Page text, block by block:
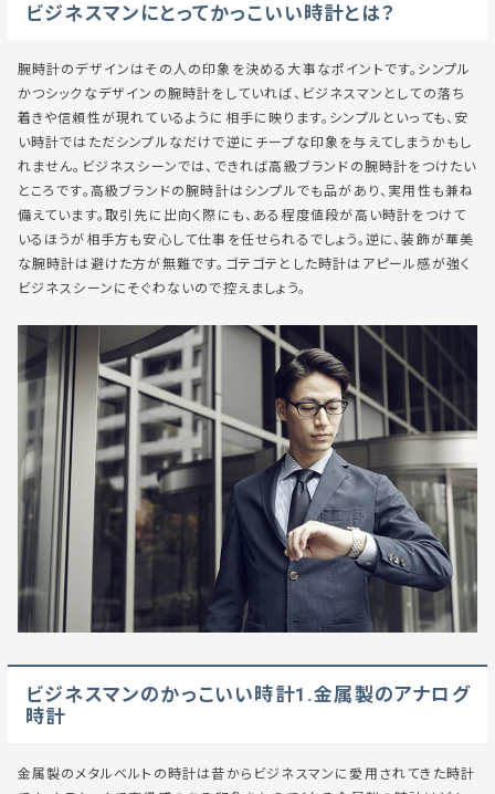
ビジネスマンにとってかっこいい時計とは？
腕時計のデザインはその人の印象を決める大事なポイントです。シンプル
かつシックなデザインの腕時計をしていれば、ビジネスマンとしての落ち
着きや信頼性が現れているように相手に映ります。シンプルといっても、安
い時計ではただシンプルなだけで逆にチープな印象を与えてしまうかもし
れません。ビジネスシーンでは、できれば高級ブランドの腕時計をつけたい
ところです。高級ブランドの腕時計はシンプルでも品があり、実用性も兼ね
備えています。取引先に出向く際にも、ある程度値段が高い時計をつけて
いるほうが相手方も安心して仕事を任せられるでしょう。逆に、装飾が華美
な腕時計は避けた方が無難です。ゴテゴテとした時計はアピール感が強く
ビジネスシーンにそぐわないので控えましょう。
ビジネスマンのかっこいい時計1.金属製のアナログ
時計
金属製のメタルベルトの時計は昔からビジネスマンに愛用されてきた時計